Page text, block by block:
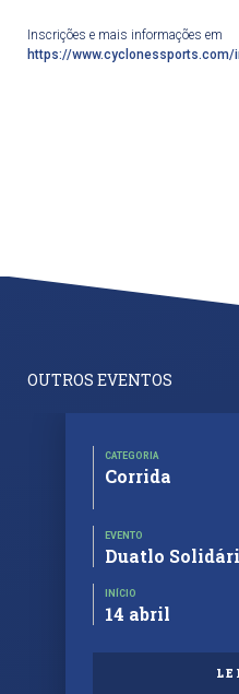
Inscrições e mais informações em
https://www.cyclonessports.com/
OUTROS EVENTOS
CATEGORIA
Corrida
EVENTO
Duatlo
INÍCIO
14 abril